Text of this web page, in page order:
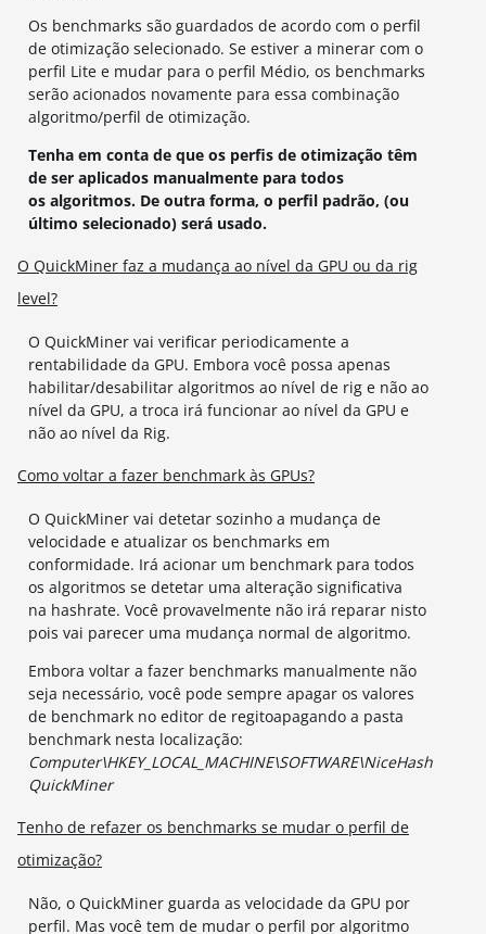
Os benchmarks são guardados de acordo com o perfil
de otimização selecionado. Se estiver a minerar com o
perfil Lite e mudar para o perfil Médio, os benchmarks
serão acionados novamente para essa combinação
algoritmo/perfil de otimização.
Tenha em conta de que os perfis de otimização têm
de ser aplicados manualmente para todos
os algoritmos. De outra forma, o perfil padrão, (ou
último selecionado) será usado.
O QuickMiner faz a mudança ao nível da GPU ou da rig
level?
O QuickMiner vai verificar periodicamente a
rentabilidade da GPU. Embora você possa apenas
habilitar/desabilitar algoritmos ao nível de rig e não ao
nível da GPU, a troca irá funcionar ao nível da GPU e
não ao nível da Rig.
Como voltar a fazer benchmark às GPUs?
O QuickMiner vai detetar sozinho a mudança de
velocidade e atualizar os benchmarks em
conformidade. Irá acionar um benchmark para todos
os algoritmos se detetar uma alteração significativa
na hashrate. Você provavelmente não irá reparar nisto
pois vai parecer uma mudança normal de algoritmo.
Embora voltar a fazer benchmarks manualmente não
seja necessário, você pode sempre apagar os valores
de benchmark no editor de regitoapagando a pasta
benchmark nesta localização:
Computer\HKEY_LOCAL_MACHINE\SOFTWARE\NiceHash
QuickMiner
Tenho de refazer os benchmarks se mudar o perfil de
otimização?
Não, o QuickMiner guarda as velocidade da GPU por
perfil. Mas você tem de mudar o perfil por algoritmo